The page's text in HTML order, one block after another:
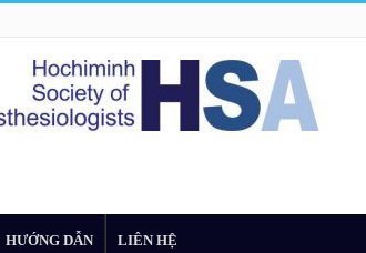
HƯỚNG DẪN LIÊN HỆ